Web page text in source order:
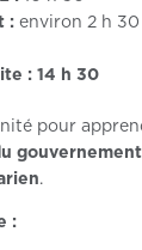
:environ 2 h
: 14 h 30
pour
.
: